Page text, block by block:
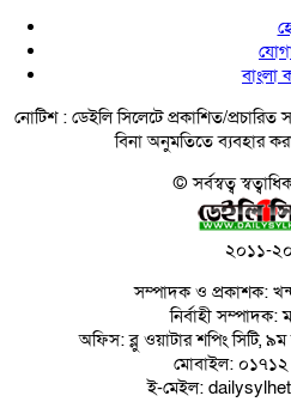
বাংলা
নোটিশ : ডেইলি সিলেটে প্রকাশিত/
বিনা অনুমতিতে ব্যবহার
© সর্বস্বত্ব
২০১১-
সম্পাদক ও প্রকাশক:
নির্বাহী সম্পাদক:
অফিস: ব্লু ওয়াটার শপিং সিটি,
মোবাইল:
ই-মেইল: